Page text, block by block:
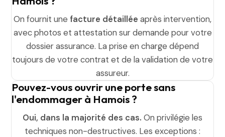
On fournit une facture détaillée après intervention,
avec photos et attestation sur demande pour votre
dossier assurance. La prise en charge dépend
toujours de votre contrat et de la validation de votre
assureur.
Pouvez-vous ouvrir une porte sans
l'endommager à Hamois ?
Oui, dans la majorité des cas. On privilégie les
techniques non-destructives. Les exceptions :